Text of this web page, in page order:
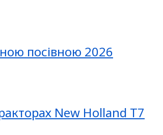
посівною 2026
New Holland T7